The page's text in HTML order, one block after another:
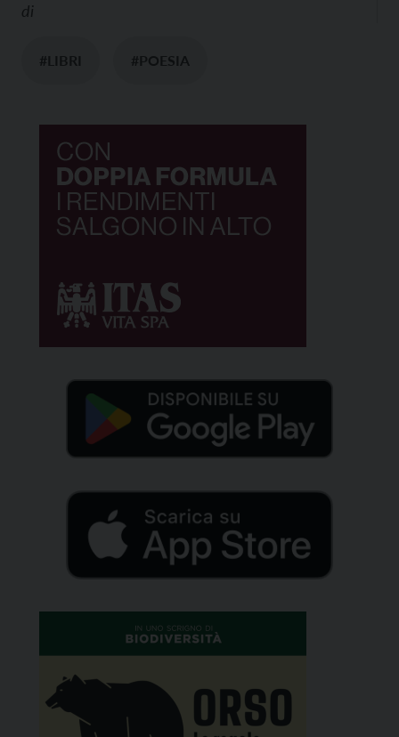
di
#LIBRI #POESIA